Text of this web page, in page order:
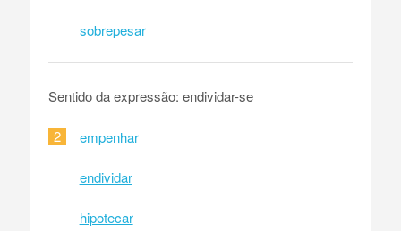
sobrepesar
Sentido da expressão: endividar-se
2 empenhar
endividar
hipotecar